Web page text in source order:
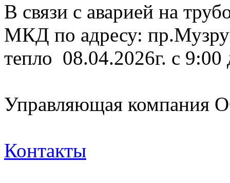
В связи с аварией на
МКД по адресу:
тепло 08.04.2026г. с
Управляющая
Контакты